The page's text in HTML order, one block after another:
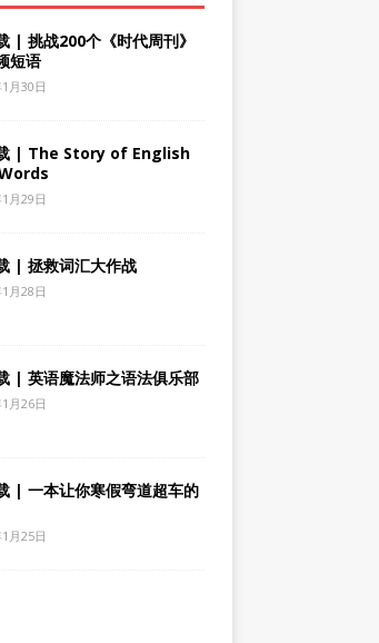
| 挑战200个《时代周刊》
短语
月30日
| The Story of English
月29日
| 拯救词汇大作战
月28日
| 英语魔法师之语法俱乐部
月26日
| 一本让你寒假弯道超车的
月25日